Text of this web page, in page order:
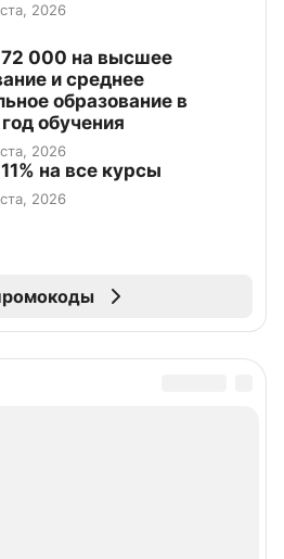
2026
000 на высшее
и среднее
образование в
обучения
2026
на все курсы
2026